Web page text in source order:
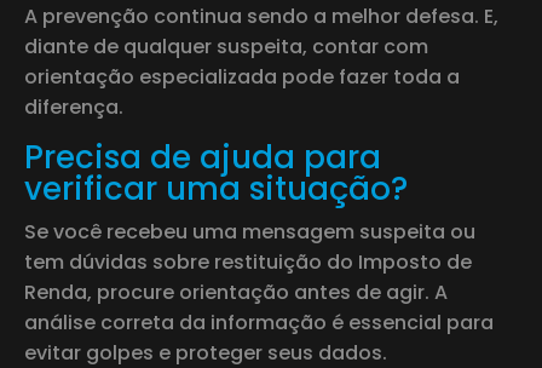
A prevenção continua sendo a melhor defesa. E,
diante de qualquer suspeita, contar com
orientação especializada pode fazer toda a
diferença.
Precisa de ajuda para
verificar uma situação?
Se você recebeu uma mensagem suspeita ou
tem dúvidas sobre restituição do Imposto de
Renda, procure orientação antes de agir. A
análise correta da informação é essencial para
evitar golpes e proteger seus dados.